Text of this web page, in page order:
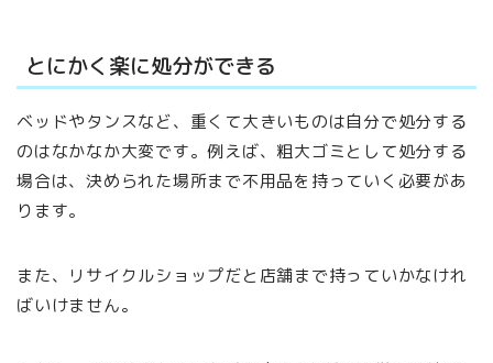
とにかく楽に処分ができる
ベッドやタンスなど、重くて大きいものは自分で処分する
のはなかなか大変です。例えば、粗大ゴミとして処分する
場合は、決められた場所まで不用品を持っていく必要があ
ります。
また、リサイクルショップだと店舗まで持っていかなけれ
ばいけません。